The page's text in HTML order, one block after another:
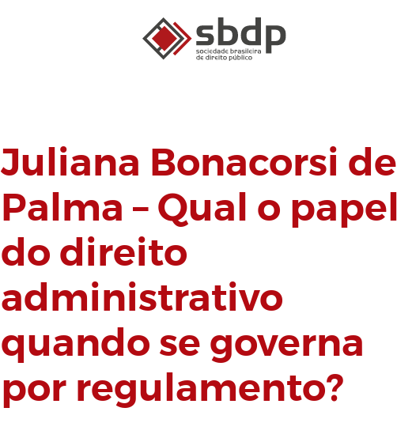
Juliana Bonacorsi de
Palma – Qual o papel
do direito
administrativo
quando se governa
por regulamento?